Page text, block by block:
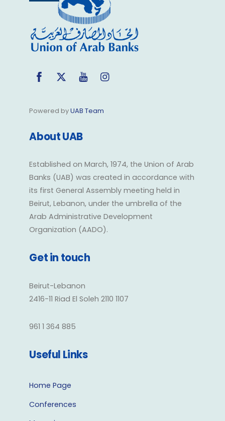
Top
FacebookTwitter YouTube
Powered byUAB Team
About UAB
Established on March, 1974, the Union of Arab
Banks (UAB) was created in accordance with
its first General Assembly meeting held in
Beirut, Lebanon, under the umbrella of the
Arab Administrative Development
Organization (AADO).
Get in touch
Beirut-Lebanon
2416-11 Riad El Soleh 2110 1107
961 1 364 885
Useful Links
Home Page
Conferences